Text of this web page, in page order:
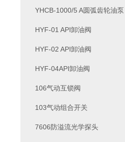
YHCB-1000/5 A圆弧齿轮油泵
HYF-01 API卸油阀
HYF-02 API卸油阀
HYF-04API卸油阀
106气动互锁阀
103气动组合开关
7606防溢流光学探头